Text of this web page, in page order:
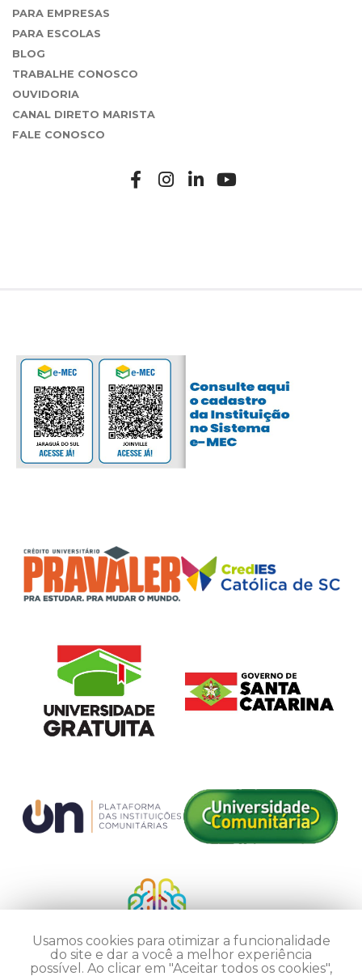
PARA EMPRESAS
PARA ESCOLAS
BLOG
TRABALHE CONOSCO
OUVIDORIA
CANAL DIRETO MARISTA
FALE CONOSCO
Usamos cookies para otimizar a funcionalidade
do site e dar a você a melhor experiência
possível. Ao clicar em "Aceitar todos os cookies",